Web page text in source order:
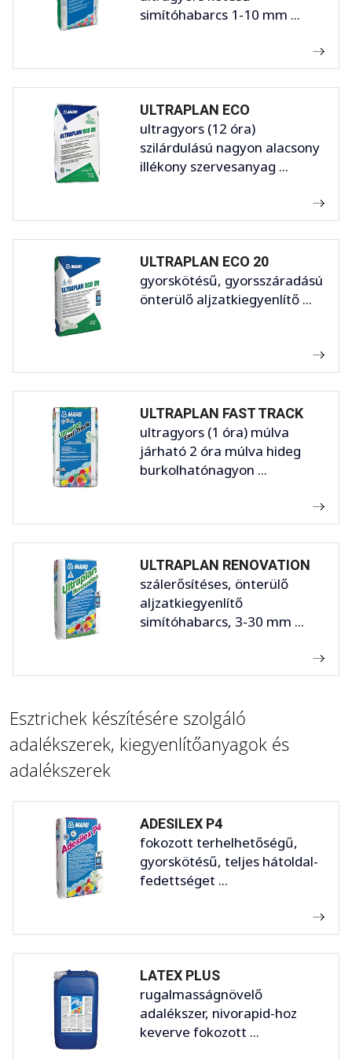
simítóhabarcs 1-10 mm ...
ULTRAPLAN ECO
ultragyors (12 óra)
szilárdulású nagyon alacsony
illékony szervesanyag ...
ULTRAPLAN ECO 20
gyorskötésű, gyorsszáradású
önterülő aljzatkiegyenlítő ...
ULTRAPLAN FAST TRACK
ultragyors (1 óra) múlva
járható 2 óra múlva hideg
burkolhatónagyon ...
ULTRAPLAN RENOVATION
szálerősítéses, önterülő
aljzatkiegyenlítő
simítóhabarcs, 3-30 mm ...
Esztrichek készítésére szolgáló
adalékszerek, kiegyenlítőanyagok és
adalékszerek
ADESILEX P4
fokozott terhelhetőségű,
gyorskötésű, teljes hátoldal-
fedettséget ...
LATEX PLUS
rugalmasságnövelő
adalékszer, nivorapid-hoz
keverve fokozott ...